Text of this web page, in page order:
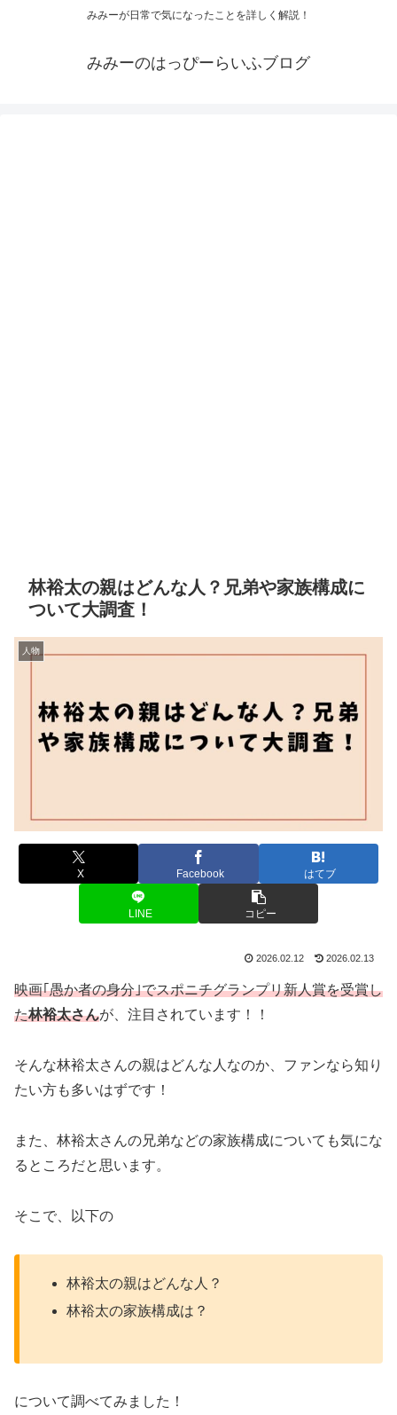
みみーが日常で気になったことを詳しく解説！
みみーのはっぴーらいふブログ
林裕太の親はどんな人？兄弟や家族構成に
ついて大調査！
人物
X Facebook はてブ
LINE コピー
2026.02.12 2026.02.13
映画｢愚か者の身分｣でスポニチグランプリ新人賞を受賞し
た林裕太さんが、注目されています！！
そんな林裕太さんの親はどんな人なのか、ファンなら知り
たい方も多いはずです！
また、林裕太さんの兄弟などの家族構成についても気にな
るところだと思います。
そこで、以下の
林裕太の親はどんな人？
林裕太の家族構成は？
について調べてみました！